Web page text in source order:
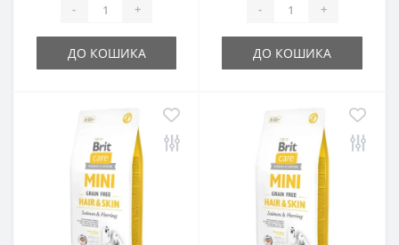
- +
ДО КОШИКА
- +
ДО КОШИКА